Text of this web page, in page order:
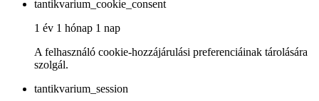
tantikvarium_cookie_consent
1 év 1 hónap 1 nap
A felhasználó cookie-hozzájárulási preferenciáinak tárolására
szolgál.
tantikvarium_session